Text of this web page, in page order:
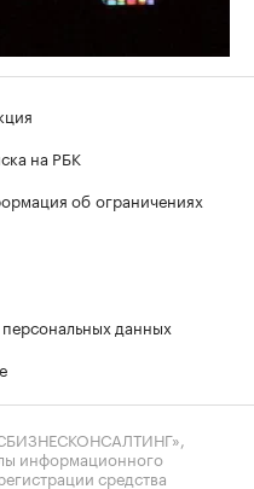
на РБК
об ограничениях
данных
информационного
средства